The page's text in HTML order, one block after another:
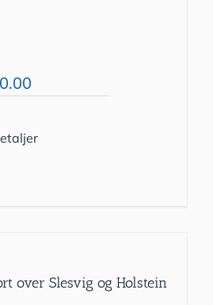
over Slesvig og Holstein